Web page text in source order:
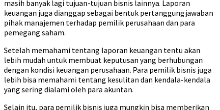
masih banyak lagi tujuan-tujuan bisnis lainnya. Laporan
keuangan juga dianggap sebagai bentuk pertanggungjawaban
pihak manajemen terhadap pemilik perusahaan dan para
pemegang saham.
Setelah memahami tentang laporan keuangan tentu akan
lebih mudah untuk membuat keputusan yang berhubungan
dengan kondisi keuangan perusahaan. Para pemilik bisnis juga
lebih bisa memahami tentang kesulitan dan kendala-kendala
yang sering dialami oleh para akuntan.
Selain itu, para pemilik bisnis juga mungkin bisa memberikan